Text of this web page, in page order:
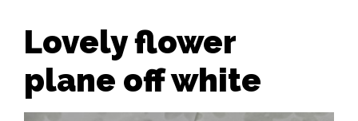
Lovely flower
plane off white